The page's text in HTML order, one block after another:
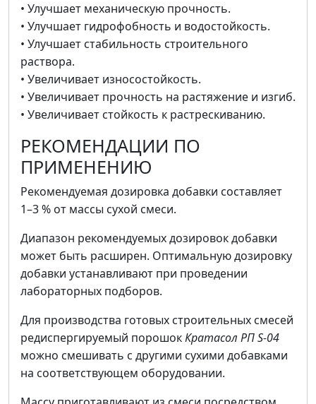
• Улучшает механическую прочность.
• Улучшает гидрофобность и водостойкость.
• Улучшает стабильность строительного
раствора.
• Увеличивает износостойкость.
• Увеличивает прочность на растяжение и изгиб.
• Увеличивает стойкость к растрескиванию.
РЕКОМЕНДАЦИИ ПО
ПРИМЕНЕНИЮ
Рекомендуемая дозировка добавки составляет
1–3 % от массы сухой смеси.
Диапазон рекомендуемых дозировок добавки
может быть расширен. Оптимальную дозировку
добавки устанавливают при проведении
лабораторных подборов.
Для производства готовых строительных смесей
редиспергируемый порошокКратасол РП S-04
можно смешивать с другими сухими добавками
на соответствующем оборудовании.